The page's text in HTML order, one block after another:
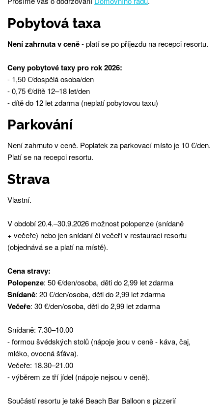
Pobytová taxa
Není zahrnuta v ceně- platí se po příjezdu na recepci resortu.
Ceny pobytové taxy pro rok 2026:
- 1,50 €/dospělá osoba/den
- 0,75 €/dítě 12–18 let/den
- dítě do 12 let zdarma (neplatí pobytovou taxu)
Parkování
Není zahrnuto v ceně. Poplatek za parkovací místo je 10 €/den.
Platí se na recepci resortu.
Strava
Vlastní.
V období 20.4.–30.9.2026 možnost polopenze (snídaně
+ večeře) nebo jen snídaní či večeří v restauraci resortu
(objednává se a platí na místě).
Cena stravy:
Polopenze: 50 €/den/osoba, děti do 2,99 let zdarma
Snídaně: 20 €/den/osoba, děti do 2,99 let zdarma
Večeře: 30 €/den/osoba, děti do 2,99 let zdarma
Snídaně: 7.30–10.00
- formou švédských stolů (nápoje jsou v ceně - káva, čaj,
mléko, ovocná šťáva).
Večeře: 18.30–21.00
- výběrem ze tří jídel (nápoje nejsou v ceně).
Součástí resortu je také Beach Bar Balloon s pizzerií